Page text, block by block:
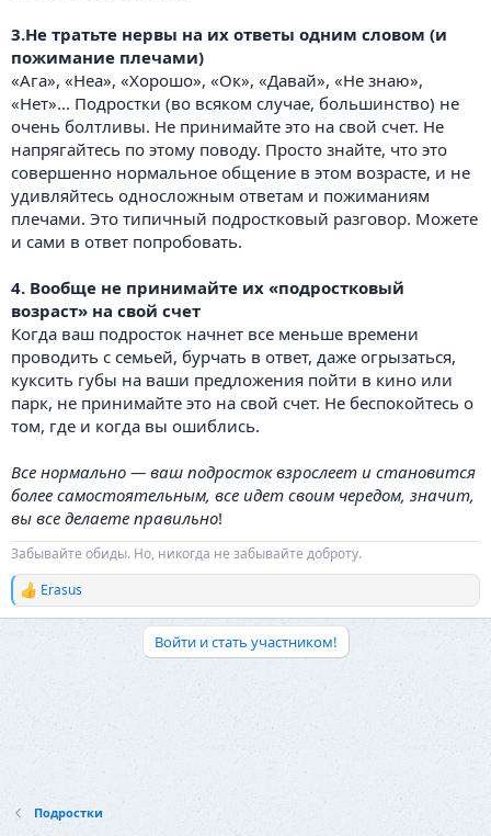
3.Не тратьте нервы на их ответы одним словом (и
пожимание плечами)
«Ага», «Неа», «Хорошо», «Ок», «Давай», «Не знаю»,
«Нет»... Подростки (во всяком случае, большинство) не
очень болтливы. Не принимайте это на свой счет. Не
напрягайтесь по этому поводу. Просто знайте, что это
совершенно нормальное общение в этом возрасте, и не
удивляйтесь односложным ответам и пожиманиям
плечами. Это типичный подростковый разговор. Можете
и сами в ответ попробовать.
4. Вообще не принимайте их «подростковый
возраст» на свой счет
Когда ваш подросток начнет все меньше времени
проводить с семьей, бурчать в ответ, даже огрызаться,
куксить губы на ваши предложения пойти в кино или
парк, не принимайте это на свой счет. Не беспокойтесь о
том, где и когда вы ошиблись.
Все нормально — ваш подросток взрослеет и становится
более самостоятельным, все идет своим чередом, значит,
вы все делаете правильно!
Забывайте обиды. Но, никогда не забывайте доброту.
Р
е
Erasus
Войти и стать участником!
Подростки